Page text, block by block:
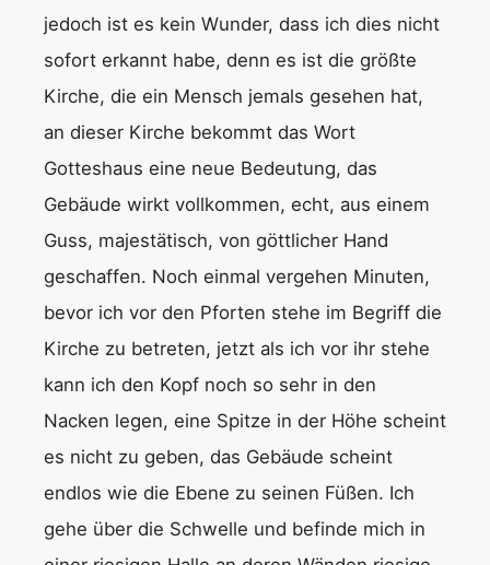
jedoch ist es kein Wunder, dass ich dies nicht
sofort erkannt habe, denn es ist die größte
Kirche, die ein Mensch jemals gesehen hat,
an dieser Kirche bekommt das Wort
Gotteshaus eine neue Bedeutung, das
Gebäude wirkt vollkommen, echt, aus einem
Guss, majestätisch, von göttlicher Hand
geschaffen. Noch einmal vergehen Minuten,
bevor ich vor den Pforten stehe im Begriff die
Kirche zu betreten, jetzt als ich vor ihr stehe
kann ich den Kopf noch so sehr in den
Nacken legen, eine Spitze in der Höhe scheint
es nicht zu geben, das Gebäude scheint
endlos wie die Ebene zu seinen Füßen. Ich
gehe über die Schwelle und befinde mich in